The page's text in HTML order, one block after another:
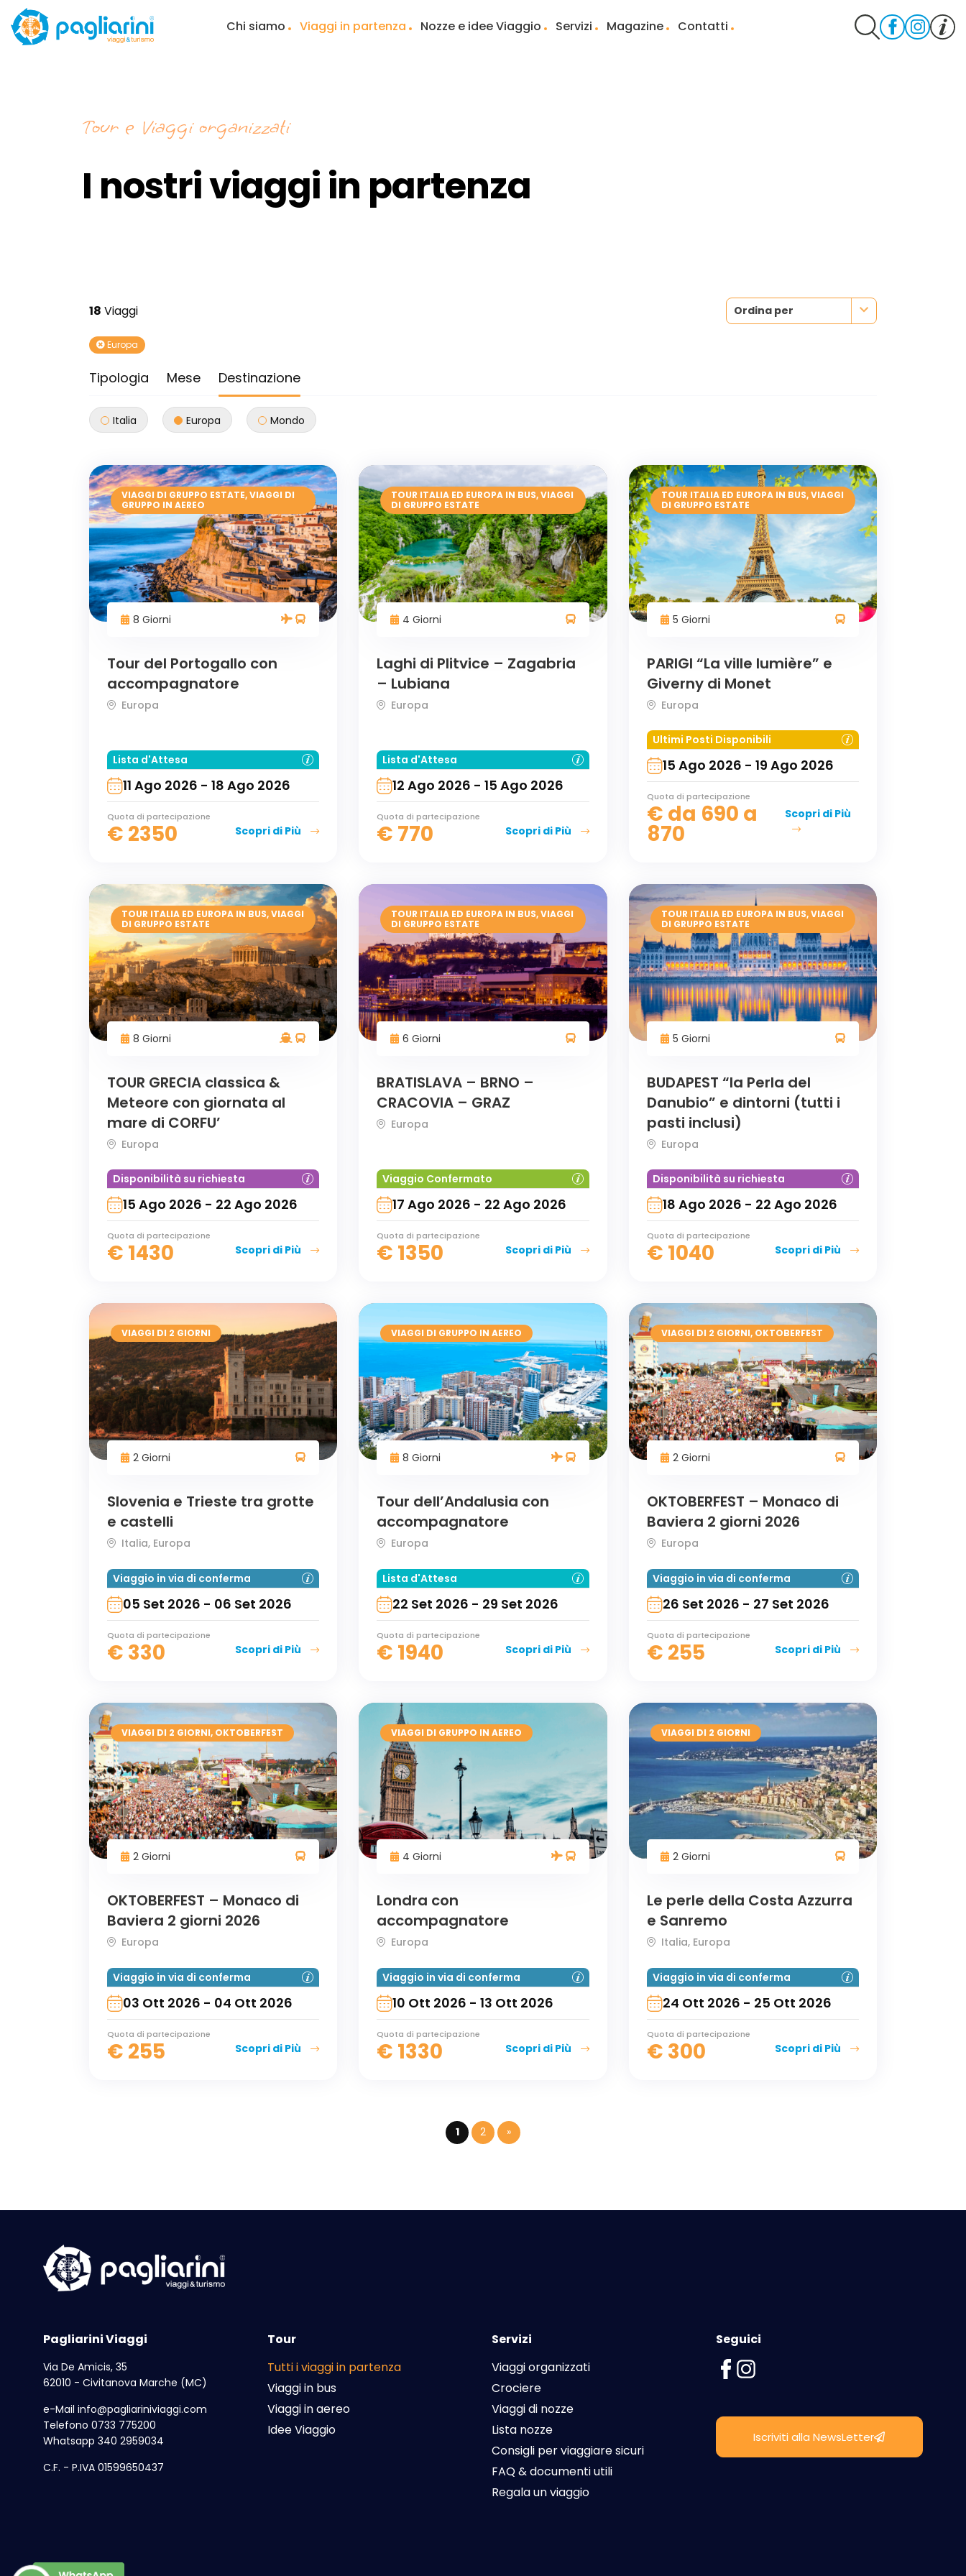
Chi siamo Viaggi in partenza Nozze e idee Viaggio Servizi Magazine Contatti
Tour e Viaggi organizzati
I nostri viaggi in partenza
18 Viaggi Ordina per
Europa
Tipologia Mese Destinazione
Italia Europa Mondo
VIAGGI DI GRUPPO ESTATE,VIAGGI DI
GRUPPO IN AEREO
8 Giorni
Tour del Portogallo con
accompagnatore
Europa
Lista d'Attesa
11 Ago 2026 - 18 Ago 2026
Quota di partecipazione
€ 2350 Scopri di Più
TOUR ITALIA ED EUROPA IN BUS,VIAGGI
DI GRUPPO ESTATE
4 Giorni
Laghi di Plitvice – Zagabria
– Lubiana
Europa
Lista d'Attesa
12 Ago 2026 - 15 Ago 2026
Quota di partecipazione
€ 770 Scopri di Più
TOUR ITALIA ED EUROPA IN BUS,VIAGGI
DI GRUPPO ESTATE
5 Giorni
PARIGI “La ville lumière” e
Giverny di Monet
Europa
Ultimi Posti Disponibili
15 Ago 2026 - 19 Ago 2026
Quota di partecipazione
€ da 690 a
870
Scopri di Più
TOUR ITALIA ED EUROPA IN BUS,VIAGGI
DI GRUPPO ESTATE
8 Giorni
TOUR GRECIA classica &
Meteore con giornata al
mare di CORFU’
Europa
Disponibilità su richiesta
15 Ago 2026 - 22 Ago 2026
Quota di partecipazione
€ 1430 Scopri di Più
TOUR ITALIA ED EUROPA IN BUS,VIAGGI
DI GRUPPO ESTATE
6 Giorni
BRATISLAVA – BRNO –
CRACOVIA – GRAZ
Europa
Viaggio Confermato
17 Ago 2026 - 22 Ago 2026
Quota di partecipazione
€ 1350 Scopri di Più
TOUR ITALIA ED EUROPA IN BUS,VIAGGI
DI GRUPPO ESTATE
5 Giorni
BUDAPEST “la Perla del
Danubio” e dintorni (tutti i
pasti inclusi)
Europa
Disponibilità su richiesta
18 Ago 2026 - 22 Ago 2026
Quota di partecipazione
€ 1040 Scopri di Più
VIAGGI DI 2 GIORNI
2 Giorni
Slovenia e Trieste tra grotte
e castelli
Italia, Europa
Viaggio in via di conferma
05 Set 2026 - 06 Set 2026
Quota di partecipazione
€ 330 Scopri di Più
VIAGGI DI GRUPPO IN AEREO
8 Giorni
Tour dell’Andalusia con
accompagnatore
Europa
Lista d'Attesa
22 Set 2026 - 29 Set 2026
Quota di partecipazione
€ 1940 Scopri di Più
VIAGGI DI 2 GIORNI, OKTOBERFEST
2 Giorni
OKTOBERFEST – Monaco di
Baviera 2 giorni 2026
Europa
Viaggio in via di conferma
26 Set 2026 - 27 Set 2026
Quota di partecipazione
€ 255 Scopri di Più
VIAGGI DI 2 GIORNI, OKTOBERFEST
2 Giorni
OKTOBERFEST – Monaco di
Baviera 2 giorni 2026
Europa
Viaggio in via di conferma
03 Ott 2026 - 04 Ott 2026
Quota di partecipazione
€ 255 Scopri di Più
VIAGGI DI GRUPPO IN AEREO
4 Giorni
Londra con
accompagnatore
Europa
Viaggio in via di conferma
10 Ott 2026 - 13 Ott 2026
Quota di partecipazione
€ 1330 Scopri di Più
VIAGGI DI 2 GIORNI
2 Giorni
Le perle della Costa Azzurra
e Sanremo
Italia, Europa
Viaggio in via di conferma
24 Ott 2026 - 25 Ott 2026
Quota di partecipazione
€ 300 Scopri di Più
1 2 »
Pagliarini Viaggi
Via De Amicis, 35
62010 - Civitanova Marche (MC)
e-Mail info@pagliariniviaggi.com
Telefono 0733 775200
Whatsapp 340 2959034
C.F. - P.IVA 01599650437
Tour
Tutti i viaggi in partenza
Viaggi in bus
Viaggi in aereo
Idee Viaggio
Servizi
Viaggi organizzati
Crociere
Viaggi di nozze
Lista nozze
Consigli per viaggiare sicuri
FAQ & documenti utili
Regala un viaggio
Seguici
Iscriviti alla NewsLetter